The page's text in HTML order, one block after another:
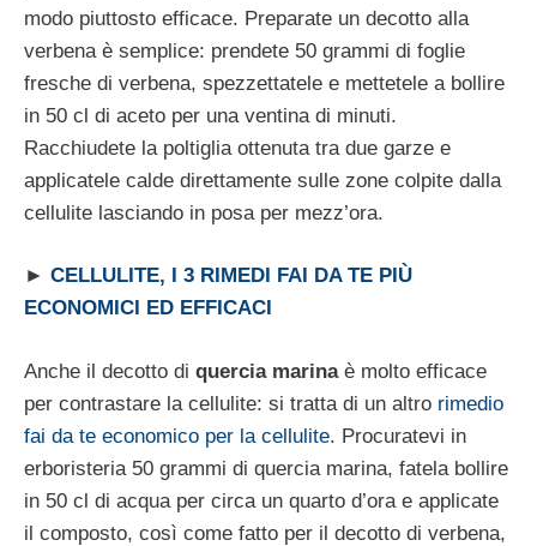
modo piuttosto efficace. Preparate un decotto alla
verbena è semplice: prendete 50 grammi di foglie
fresche di verbena, spezzettatele e mettetele a bollire
in 50 cl di aceto per una ventina di minuti.
Racchiudete la poltiglia ottenuta tra due garze e
applicatele calde direttamente sulle zone colpite dalla
cellulite lasciando in posa per mezz’ora.
► CELLULITE, I 3 RIMEDI FAI DA TE PIÙ
ECONOMICI ED EFFICACI
Anche il decotto di quercia marinaè molto efficace
per contrastare la cellulite: si tratta di un altro rimedio
fai da te economico per la cellulite. Procuratevi in
erboristeria 50 grammi di quercia marina, fatela bollire
in 50 cl di acqua per circa un quarto d’ora e applicate
il composto, così come fatto per il decotto di verbena,